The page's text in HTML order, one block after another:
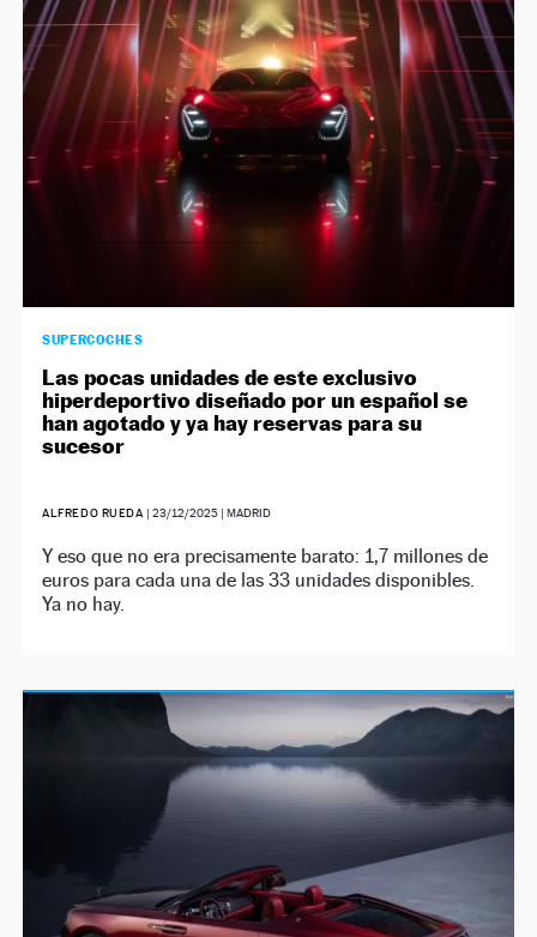
NEWSLETTER
SUPERCOCHES
Las pocas unidades de este exclusivo
hiperdeportivo diseñado por un español se
han agotado y ya hay reservas para su
sucesor
ALFREDO RUEDA | 23/12/2025| MADRID
Y eso que no era precisamente barato: 1,7 millones de
euros para cada una de las 33 unidades disponibles.
Ya no hay.